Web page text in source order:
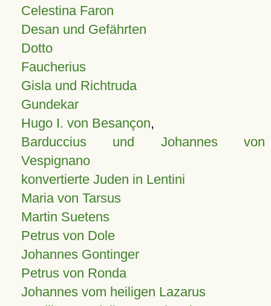
Celestina Faron
Desan und Gefährten
Dotto
Faucherius
Gisla und Richtruda
Gundekar
Hugo I. von Besançon,
Barduccius und Johannes von
Vespignano
konvertierte Juden in Lentini
Maria von Tarsus
Martin Suetens
Petrus von Dole
Johannes Gontinger
Petrus von Ronda
Johannes vom heiligen Lazarus